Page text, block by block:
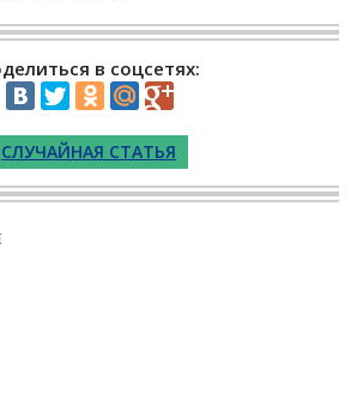
в соцсетях:
СЛУЧАЙНАЯ СТАТЬЯ